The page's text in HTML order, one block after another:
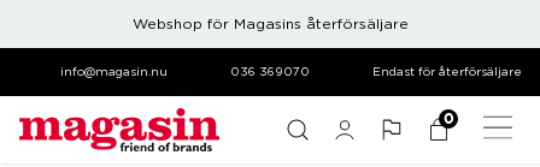
Webshop för Magasins återförsäljare
info@magasin.nu 036 369070 Endast för återförsäljare
0